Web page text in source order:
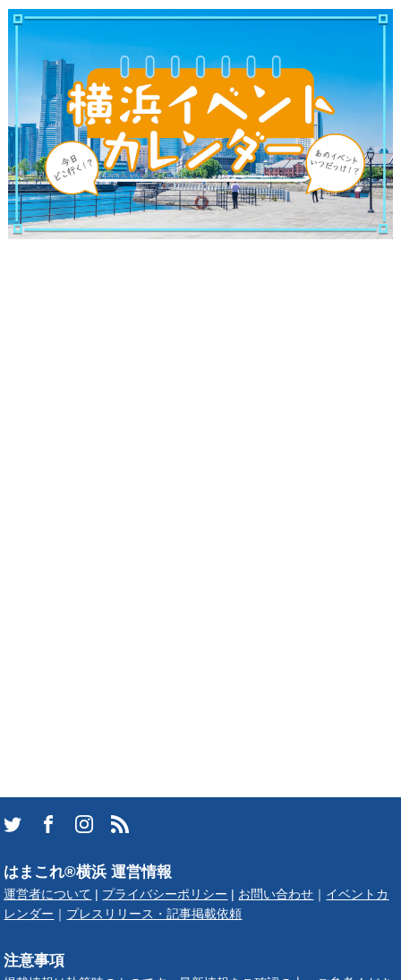
はまこれ®横浜 運営情報
運営者について プライバシーポリシー お問い合わせ
イベントカ
レンダー
プレスリリース・記事掲載依頼
注意事項